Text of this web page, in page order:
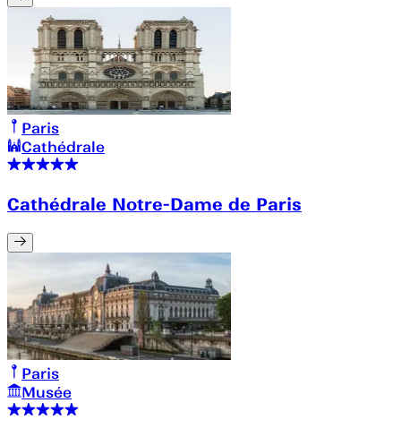
Paris
Cathédrale
Cathédrale Notre-Dame de Paris
Paris
Musée